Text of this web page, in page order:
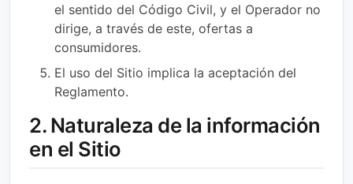
el sentido del Código Civil, y el Operador no
dirige, a través de este, ofertas a
consumidores.
El uso del Sitio implica la aceptación del
Reglamento.
2. Naturaleza de la información
en el Sitio